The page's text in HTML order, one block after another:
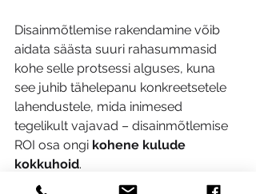
Disainmõtlemise rakendamine võib
aidata säästa suuri rahasummasid
kohe selle protsessi alguses, kuna
see juhib tähelepanu konkreetsetele
lahendustele, mida inimesed
tegelikult vajavad – disainmõtlemise
ROI osa ongi kohene kulude
kokkuhoid.
*- Artikli kirjutamisel oli abiks lisaks